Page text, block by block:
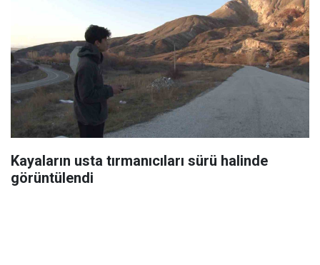
Kayaların usta tırmanıcıları sürü halinde
görüntülendi